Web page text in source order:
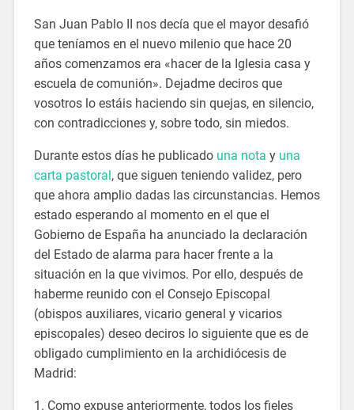
San Juan Pablo II nos decía que el mayor desafió
que teníamos en el nuevo milenio que hace 20
años comenzamos era «hacer de la Iglesia casa y
escuela de comunión». Dejadme deciros que
vosotros lo estáis haciendo sin quejas, en silencio,
con contradicciones y, sobre todo, sin miedos.
Durante estos días he publicado una nota y una
carta pastoral, que siguen teniendo validez, pero
que ahora amplio dadas las circunstancias. Hemos
estado esperando al momento en el que el
Gobierno de España ha anunciado la declaración
del Estado de alarma para hacer frente a la
situación en la que vivimos. Por ello, después de
haberme reunido con el Consejo Episcopal
(obispos auxiliares, vicario general y vicarios
episcopales) deseo deciros lo siguiente que es de
obligado cumplimiento en la archidiócesis de
Madrid:
1. Como expuse anteriormente, todos los fieles